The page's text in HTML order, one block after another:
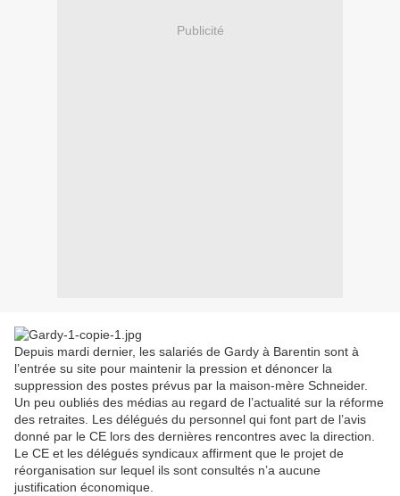
Publicité
Depuis mardi dernier, les salariés de Gardy à Barentin sont à
l’entrée su site pour maintenir la pression et dénoncer la
suppression des postes prévus par la maison-mère Schneider.
Un peu oubliés des médias au regard de l’actualité sur la réforme
des retraites. Les délégués du personnel qui font part de l’avis
donné par le CE lors des dernières rencontres avec la direction.
Le CE et les délégués syndicaux affirment que le projet de
réorganisation sur lequel ils sont consultés n’a aucune
justification économique.